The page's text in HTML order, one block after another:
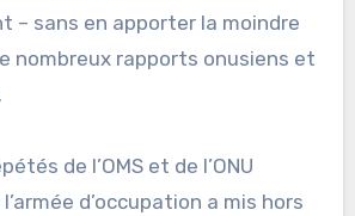
– sans en apporter la moindre
nombreux rapports onusiens et
de l’OMS et de l’ONU
d’occupation a mis hors